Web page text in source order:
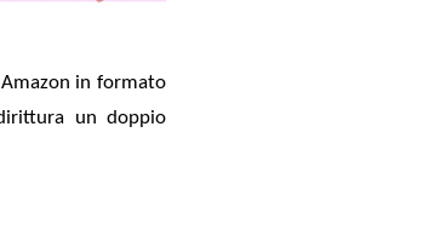
in formato
un doppio